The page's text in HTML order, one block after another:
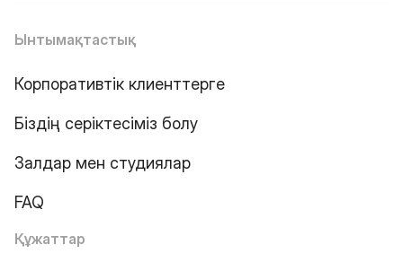
Ынтымақтастық
Корпоративтік клиенттерге
Біздің серіктесіміз болу
Залдар мен студиялар
FAQ
Құжаттар